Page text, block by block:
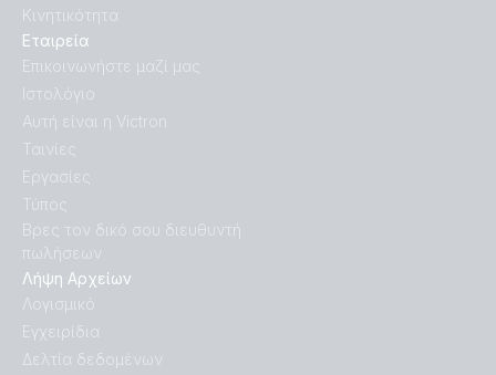
Λήψη Αρχείων
Λογισμικό
Εγχειρίδια
Δελτία δεδομένων
Κινητικότητα
Εταιρεία
Επικοινωνήστε μαζί μας
Ιστολόγιο
Αυτή είναι η Victron
Ταινίες
Εργασίες
Τύπος
Βρες τον δικό σου διευθυντή
πωλήσεων